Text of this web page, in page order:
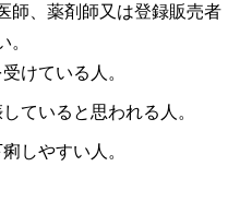
師、薬剤師又は登録販売者
。
けている人。
ていると思われる人。
しやすい人。